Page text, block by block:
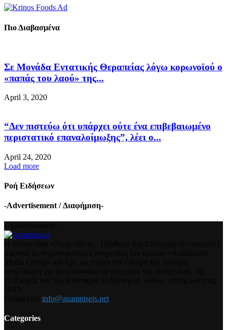
Πιο Διαβασμένα
Σε Μονάδα Εντατικής Θεραπείας λόγω κορωνοϊού ο
«παπάς του λαού» της...
April 3, 2020
“Δεν πιστεύω ότι υπάρχει ούτε ένα επιβεβαιωμένο
περιστατικό επαναλοίμωξης”, λέει ο...
April 24, 2020
Load more
Ροή Ειδήσεων
-Advertisement / Διαφήμιση-
info@anamniseis.net
Categories